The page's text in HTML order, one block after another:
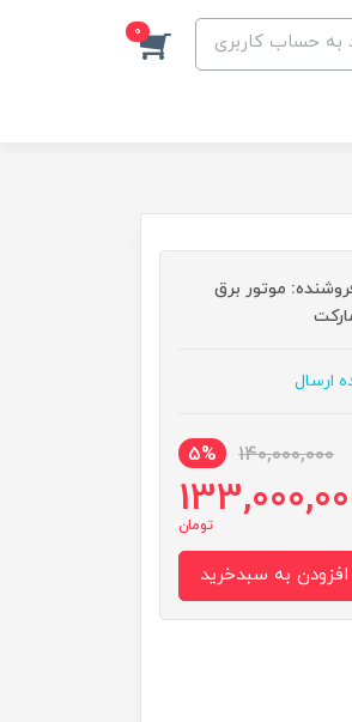
به حساب کاربری 0
موتور برق
ارسال
140,000,000
5%
تومان